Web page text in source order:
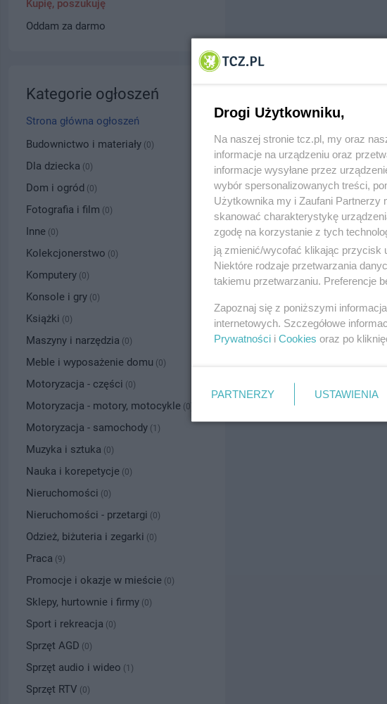
Kupię, poszukuję
Oddam za darmo
Kategorie ogłoszeń
Strona główna ogłoszeń
Budownictwo i materiały (0)
Dla dziecka (0)
Dom i ogród (0)
Fotografia i film (0)
Inne (0)
Kolekcjonerstwo (0)
Komputery (0)
Konsole i gry (0)
Książki (0)
Maszyny i narzędzia (0)
Meble i wyposażenie domu (0)
Motoryzacja - części (0)
Motoryzacja - motory, motocykle (0)
Motoryzacja - samochody (1)
Muzyka i sztuka (0)
Nauka i korepetycje (0)
Nieruchomości (0)
Nieruchomości - przetargi (0)
Odzież, biżuteria i zegarki (0)
Praca (9)
Promocje i okazje w mieście (0)
Sklepy, hurtownie i firmy (0)
Sport i rekreacja (0)
Sprzęt AGD (0)
Sprzęt audio i wideo (1)
Sprzęt RTV (0)
Drogi Użytkowniku,
Na naszej stronie tcz.pl, my oraz
informacje na urządzeniu oraz
informacje wysyłane przez
wybór spersonalizowanych treści,
Użytkownika my i Zaufani Partnerzy
skanować charakterystykę
zgodę na korzystanie z tych
ją zmienić/wycofać klikając przycisk
Niektóre rodzaje przetwarzania
takiemu przetwarzaniu. Preferencje
Zapoznaj się z poniższymi
internetowych. Szczegółowe
Prywatności i Cookies oraz po
PARTNERZY USTAWIENIA